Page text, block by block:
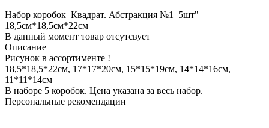
Набор коробок Квадрат. Абстракция №1 5шт"
18,5см*18,5см*22см
В данный момент товар отсутсвует
Описание
Рисунок в ассортименте !
18,5*18,5*22см, 17*17*20см, 15*15*19см, 14*14*16см,
11*11*14см
В наборе 5 коробок. Цена указана за весь набор.
Персональные рекомендации